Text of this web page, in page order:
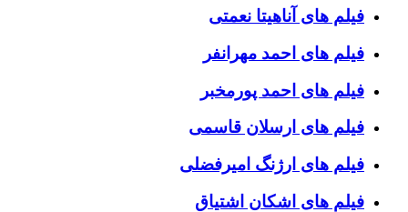
فیلم های آناهیتا نعمتی
فیلم های احمد مهرانفر
فیلم های احمد پورمخبر
فیلم های ارسلان قاسمی
فیلم های ارژنگ امیرفضلی
فیلم های اشکان اشتیاق